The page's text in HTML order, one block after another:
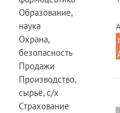
Образование,
наука
Охрана,
безопасность
Продажи
Производство,
сырьё, с/х
Страхование